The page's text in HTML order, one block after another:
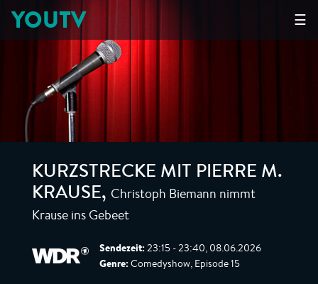
☰
YOUTV
KURZSTRECKE MIT PIERRE M.
KRAUSE, Christoph Biemann nimmt
Krause ins Gebeet
Sendezeit: 23:15 - 23:40, 08.06.2026
Genre: Comedyshow, Episode 15